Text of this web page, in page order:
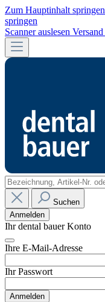
Zum Hauptinhalt springen
springen
Scanner auslesen Versand
Suchen
Anmelden
Ihr dental bauer Konto
Ihre E-Mail-Adresse
Ihr Passwort
Anmelden